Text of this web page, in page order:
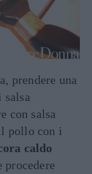
prendere una
salsa
con salsa
pollo con i
caldo